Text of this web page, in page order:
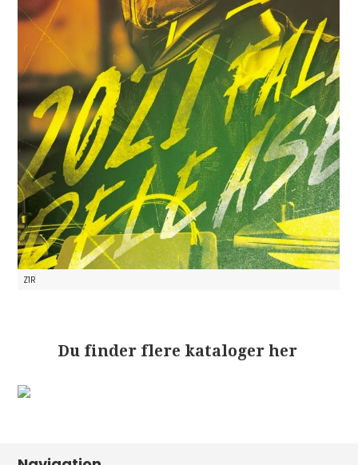
Z1R
Du finder flere kataloger her